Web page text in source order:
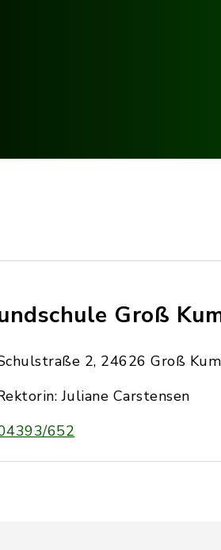
Groß
2, 24626 Groß
Juliane Carstensen
652